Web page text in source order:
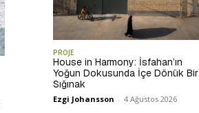
PROJE
House in Harmony: İsfahan’ın
Yoğun Dokusunda İçe Dönük Bir
Sığınak
Ezgi Johansson - 4 Ağustos 2026